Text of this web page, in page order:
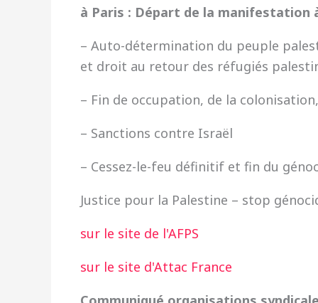
à Paris : Départ de la manifestation
– Auto-détermination du peuple
et droit au retour des réfugiés
– Fin de occupation, de la
– Sanctions contre Israël
– Cessez-le-feu définitif et fin du
Justice pour la Palestine – stop
sur le site de l'AFPS
sur le site d'Attac France